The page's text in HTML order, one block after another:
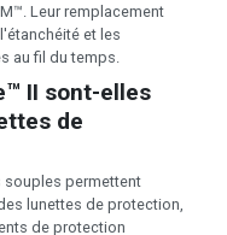
Leur remplacement
et les
au fil du temps.
II sont-elles
de
souples permettent
lunettes de protection,
de protection